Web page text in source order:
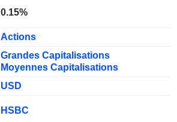
0.15%
Actions
Grandes Capitalisations
Moyennes Capitalisations
USD
HSBC